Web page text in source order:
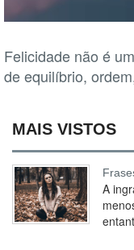
Felicidade não é
de equilíbrio,
MAIS VISTOS
A